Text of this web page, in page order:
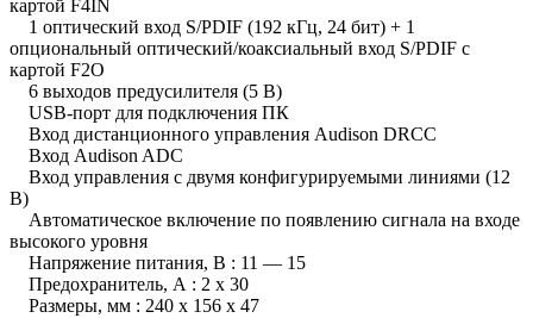
картой F4IN
1 оптический вход S/PDIF (192 кГц, 24 бит) + 1
опциональный оптический/коаксиальный вход S/PDIF с
картой F2O
6 выходов предусилителя (5 В)
USB-порт для подключения ПК
Вход дистанционного управления Audison DRCC
Вход Audison ADC
Вход управления с двумя конфигурируемыми линиями (12
В)
Автоматическое включение по появлению сигнала на входе
высокого уровня
Напряжение питания, В : 11 — 15
Предохранитель, А : 2 x 30
Размеры, мм : 240 x 156 x 47